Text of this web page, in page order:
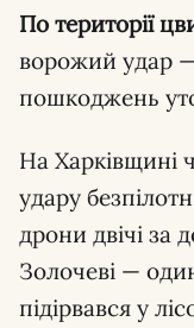
По території
ворожий удар
пошкоджень
На Харківщині
удару
дрони двічі за
Золочеві —
підірвався у